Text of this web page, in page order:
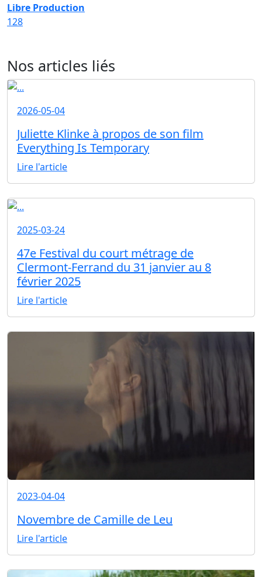
Libre Production
128
Nos articles liés
2026-05-04
Juliette Klinke à propos de son film
Everything Is Temporary
Lire l'article
2025-03-24
47e Festival du court métrage de
Clermont-Ferrand du 31 janvier au 8
février 2025
Lire l'article
2023-04-04
Novembre de Camille de Leu
Lire l'article